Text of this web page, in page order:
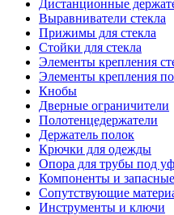
Дистанционные
Выравниватели стекла
Прижимы для стекла
Стойки для стекла
Элементы крепления
Элементы крепления
Кнобы
Дверные ограничители
Полотенцедержатели
Держатель полок
Крючки для одежды
Опора для трубы под
Компоненты и
Сопутствующие
Инструменты и ключи